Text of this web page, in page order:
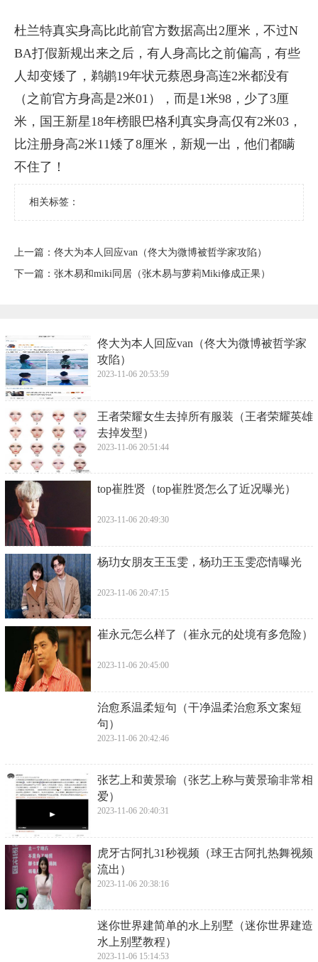
杜兰特真实身高比此前官方数据高出2厘米，不过N
BA打假新规出来之后，有人身高比之前偏高，有些
人却变矮了，鹈鹕19年状元蔡恩身高连2米都没有
（之前官方身高是2米01），而是1米98，少了3厘
米，国王新星18年榜眼巴格利真实身高仅有2米03，
比注册身高2米11矮了8厘米，新规一出，他们都瞒
不住了！
相关标签：
上一篇： ​佟大为本人回应van（佟大为微博被哲学家攻陷）
下一篇： ​张木易和miki同居（张木易与萝莉Miki修成正果）
​佟大为本人回应van（佟大为微博被哲学家
攻陷）
2023-11-06 20:53:59
​王者荣耀女生去掉所有服装（王者荣耀英雄
去掉发型）
2023-11-06 20:51:44
​top崔胜贤（top崔胜贤怎么了近况曝光）
2023-11-06 20:49:30
​杨玏女朋友王玉雯，杨玏王玉雯恋情曝光
2023-11-06 20:47:15
​崔永元怎么样了（崔永元的处境有多危险）
2023-11-06 20:45:00
​治愈系温柔短句（干净温柔治愈系文案短
句）
2023-11-06 20:42:46
​张艺上和黄景瑜（张艺上称与黄景瑜非常相
爱）
2023-11-06 20:40:31
​虎牙古阿扎31秒视频（球王古阿扎热舞视频
流出）
2023-11-06 20:38:16
​迷你世界建简单的水上别墅（迷你世界建造
水上别墅教程）
2023-11-06 15:14:53